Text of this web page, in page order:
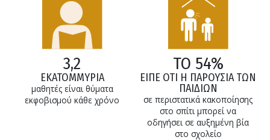
3,2
ΕΚΑΤΟΜΜΥΡΙΑ
μαθητές είναι θύματα
εκφοβισμού κάθε χρόνο
ΤΟ 54%
ΕΙΠΕ ΟΤΙ Η ΠΑΡΟΥΣΙΑ ΤΩΝ
ΠΑΙΔΙΩΝ
σε περιστατικά κακοποίησης
στο σπίτι μπορεί να
οδηγήσει σε αυξημένη βία
στο σχολείο